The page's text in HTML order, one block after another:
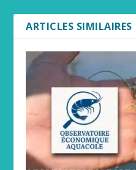
ARTICLES SIMILAIRES